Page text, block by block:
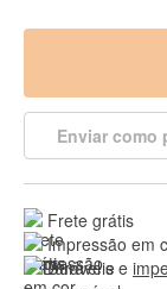
Enviar como
Frete grátis
Impressão em
Duráveis e